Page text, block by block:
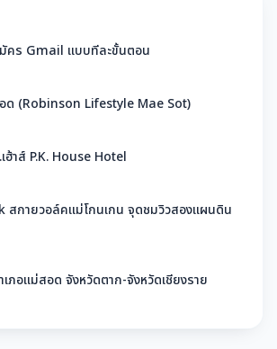
คร Gmail แบบทีละขั้นตอน
ด (Robinson Lifestyle Mae Sot)
ฮ้าส์ P.K. House Hotel
ล์คแม่โกนเกน จุดชมวิวสองแผนดิน
เภอแม่สอด จังหวัดตาก-จังหวัดเชียงราย